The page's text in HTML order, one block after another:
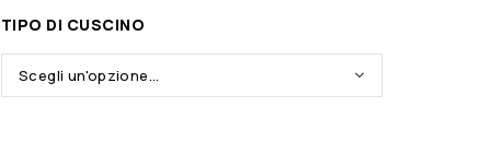
TIPO DI CUSCINO